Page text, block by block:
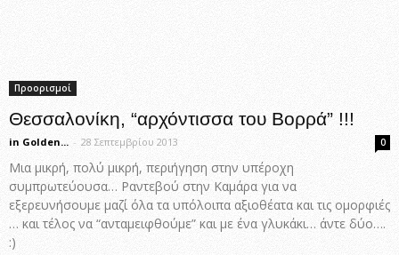
Προορισμοί
Θεσσαλονίκη, “αρχόντισσα του Βορρά” !!!
in Golden... - 28 Σεπτεμβρίου 2013 0
Μια μικρή, πολύ μικρή, περιήγηση στην υπέροχη
συμπρωτεύουσα… Ραντεβού στην Καμάρα για να
εξερευνήσουμε μαζί όλα τα υπόλοιπα αξιοθέατα και τις ομορφιές
… και τέλος να “ανταμειφθούμε” και με ένα γλυκάκι… άντε δύο….
:)